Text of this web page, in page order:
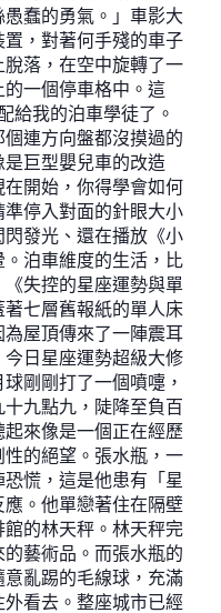
愚蠢的勇氣。」車影大
，對著何手殘的車子
落，在空中旋轉了一
一個停車格中。這
給我的泊車學徒了。
連方向盤都沒摸過的
巨型嬰兒車的改造
開始，你得學會如何
停入對面的針眼大小
發光、還在播放《小
泊車維度的生活，比
失控的星座運勢與單
七層舊報紙的單人床
屋頂傳來了一陣震耳
日星座運勢超級大修
剛剛打了一個噴嚏，
九點九，陡降至負百
來像是一個正在經歷
的絕望。張水瓶，一
慌，這是他患有「星
。他單戀著住在隔壁
的林天秤。林天秤完
藝術品。而張水瓶的
亂踢的毛線球，充滿
看去。整座城市已經